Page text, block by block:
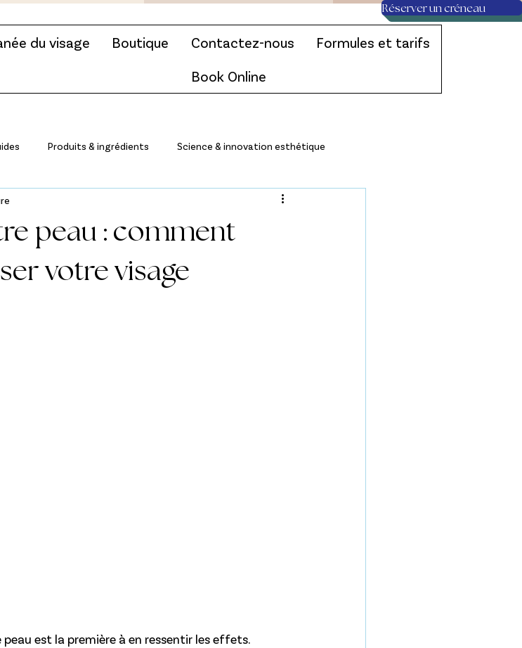
Réserver un créneau
du visage Boutique Contactez-nous
Formules et tarifs
Book Online
Produits & ingrédients Science & innovation esthétique
coulisses
peau : comment
votre visage
est la première à en ressentir les effets.